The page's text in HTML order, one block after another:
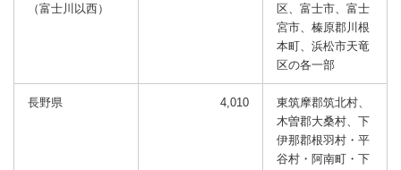
（富士川以西）
区、富士市、富士
宮市、 榛原郡川根
本町、浜松市天竜
区の各一部
長野県 4,010
東筑摩郡筑北村、
木曽郡大桑村、下
伊那郡根羽村・平
谷村・阿南町・下